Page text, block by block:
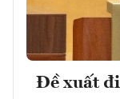
Đề xuất